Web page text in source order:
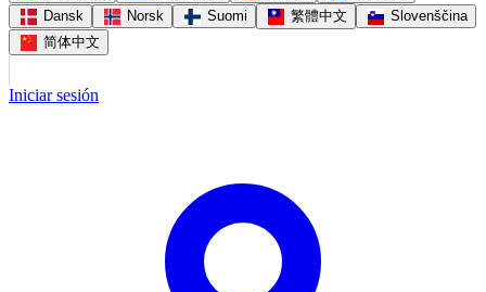
Dansk
Norsk Suomi 繁體中文
Slovenščina
简体中文
Iniciar sesión